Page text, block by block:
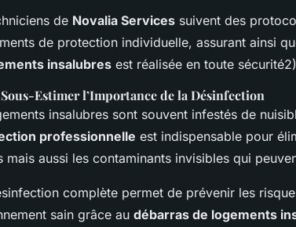
de Novalia Services suivent des
de protection individuelle, assurant ainsi
insalubres est réalisée en toute
Sous-Estimer l’Importance de la Désinfection
insalubres sont souvent infestés de
professionnelle est indispensable pour
mais aussi les contaminants invisibles qui
complète permet de prévenir les
sain grâce au débarras de logements